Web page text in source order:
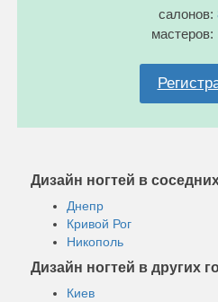
салонов:
мастеров:
Дизайн ногтей в
Днепр
Кривой Рог
Никополь
Дизайн ногтей в других
Киев